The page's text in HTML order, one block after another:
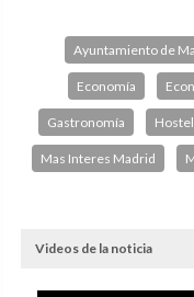
Ayuntamiento de
Economía
Gastronomía
Mas Interes Madrid
Videos de la noticia